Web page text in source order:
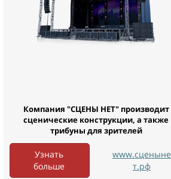
Компания "СЦЕНЫ НЕТ" производит
сценические конструкции, а также
трибуны для зрителей
Узнать
больше
www.сценыне
т.рф